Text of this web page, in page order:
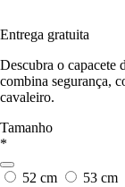
Entrega gratuita
Descubra o capacete
combina segurança,
cavaleiro.
Tamanho
*
52 cm 53 cm